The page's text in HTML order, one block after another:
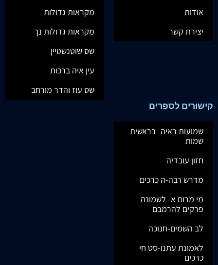
אודות
יצירת קשר
מקראות גדולות
מקראות גדולות נך
שס שוטנשטיין
עין איה ברכות
שס עוז והדר מורחב
קישורים לספרים
שמועות ראיה- בראשית
שמות
חזון עובדיה
מדרש רבה-ה כרכים
מי מרום א- לשמונה
פרקים להרמבם
לב השמים-חנוכה
לאמונת עתנו-סט חי
כרכים